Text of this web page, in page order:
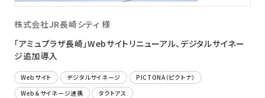
株式会社JR長崎シティ 様
「アミュプラザ長崎」Webサイトリニューアル、デジタルサイネー
ジ追加導入
Webサイト デジタルサイネージ
PICTONA（ピクトナ）
Web＆サイネージ連携
タクトアス